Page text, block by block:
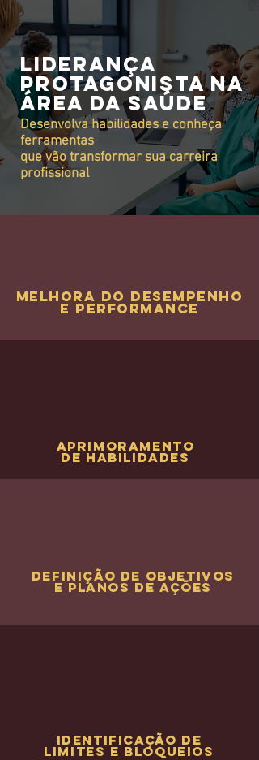
liderança
protagonista na
área da saúde
Desenvolva habilidades e conheça
ferramentas
que vão transformar sua carreira
profissional
melhora do desempenho
e performance
Aprimoramento
de habilidades
definição de objetivos
e planos de ações
Identificação de
limites e bloqueios